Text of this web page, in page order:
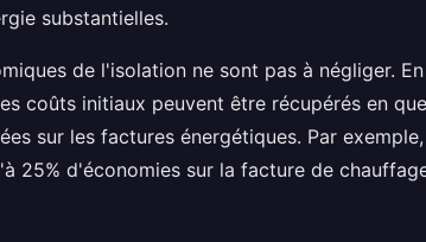
substantielles.
de l'isolation ne sont pas à négliger.
coûts initiaux peuvent être récupérés en
sur les factures énergétiques. Par
25% d'économies sur la facture de